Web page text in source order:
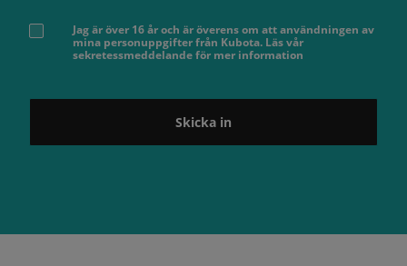
Jag är över 16 år och är överens om att användningen av
mina personuppgifter från Kubota. Läs vår
sekretessmeddelande för mer information
Skicka in